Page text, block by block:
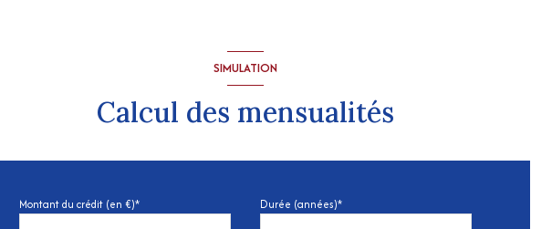
SIMULATION
Calcul des mensualités
Montant du crédit (en €)* Durée (années)*